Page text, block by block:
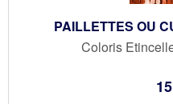
PAILLETTES OU
Coloris
15